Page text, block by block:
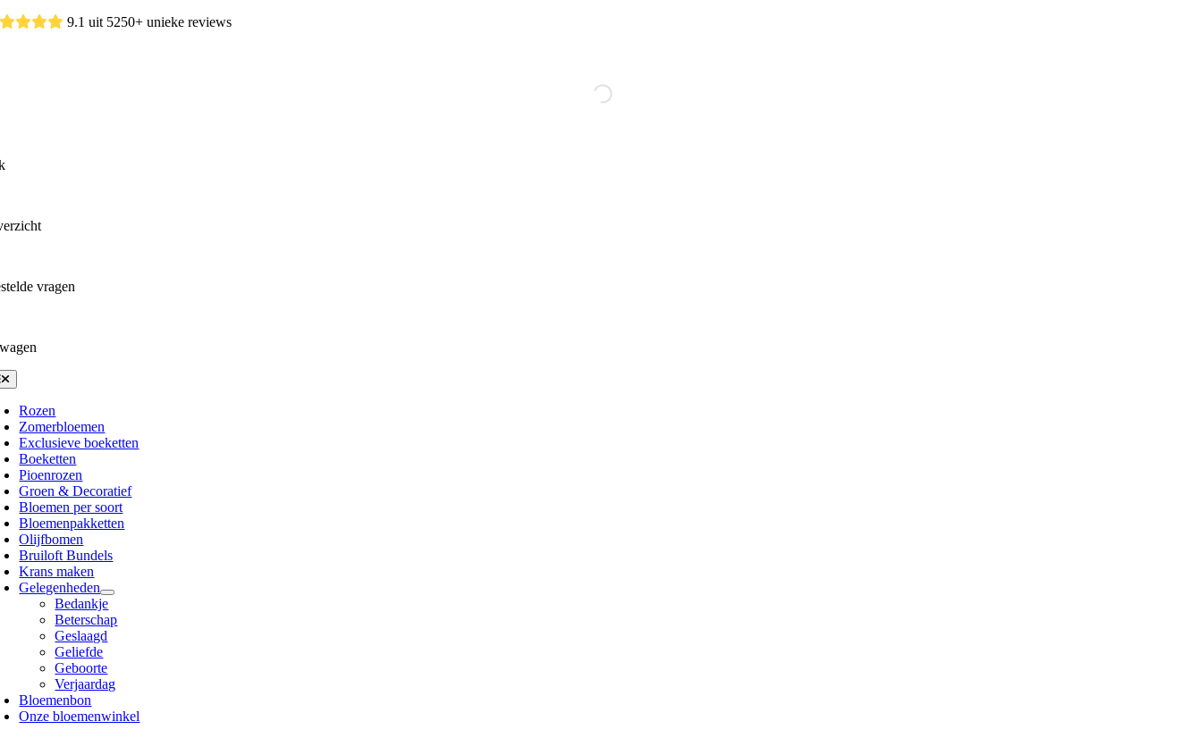
Skip
9.1 uit 5250+ unieke reviews
vragen
Rozen
Zomerbloemen
Exclusieve boeketten
Boeketten
Pioenrozen
Groen & Decoratief
Bloemen per soort
Bloemenpakketten
Olijfbomen
Bruiloft Bundels
Krans maken
Gelegenheden
Bedankje
Beterschap
Geslaagd
Geliefde
Geboorte
Verjaardag
Bloemenbon
Onze bloemenwinkel